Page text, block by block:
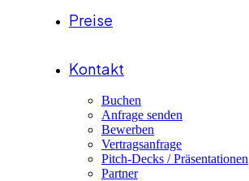
Preise
Kontakt
Buchen
Anfrage senden
Bewerben
Vertragsanfrage
Pitch-Decks / Präsentationen
Partner